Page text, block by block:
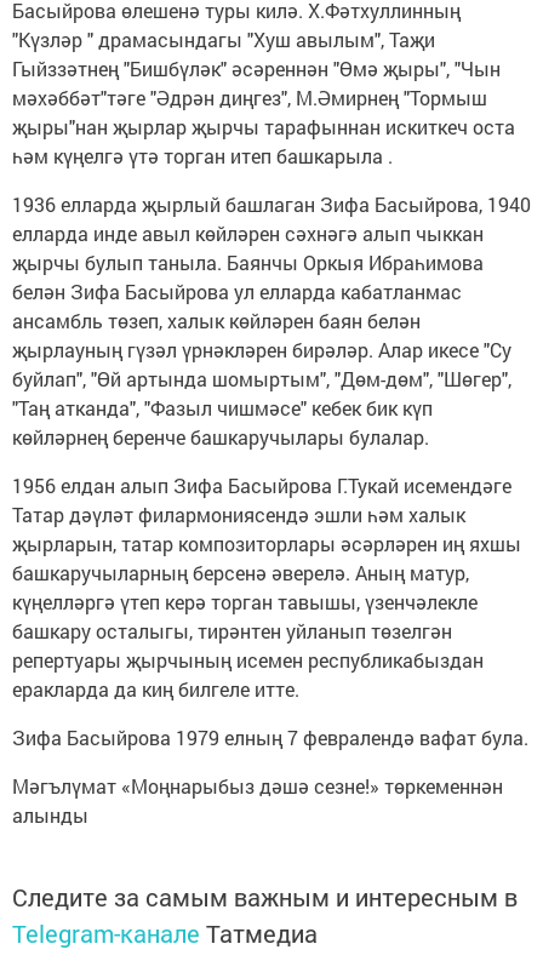
Басыйрова өлешенә туры килә. Х.Фәтхуллинның
"Күзләр " драмасындагы "Хуш авылым", Таҗи
Гыйззәтнең "Бишбүләк" әсәреннән "Өмә җыры", "Чын
мәхәббәт"тәге "Әдрән диңгез", М.Әмирнең "Тормыш
җыры"нан җырлар җырчы тарафыннан искиткеч оста
һәм күңелгә үтә торган итеп башкарыла .
1936 елларда җырлый башлаган Зифа Басыйрова, 1940
елларда инде авыл көйләрен сәхнәгә алып чыккан
җырчы булып таныла. Баянчы Оркыя Ибраһимова
белән Зифа Басыйрова ул елларда кабатланмас
ансамбль төзеп, халык көйләрен баян белән
җырлауның гүзәл үрнәкләрен бирәләр. Алар икесе "Су
буйлап", "Өй артында шомыртым", "Дөм-дөм", "Шөгер",
"Таң атканда", "Фазыл чишмәсе" кебек бик күп
көйләрнең беренче башкаручылары булалар.
1956 елдан алып Зифа Басыйрова Г.Тукай исемендәге
Татар дәүләт филармониясендә эшли һәм халык
җырларын, татар композиторлары әсәрләрен иң яхшы
башкаручыларның берсенә әверелә. Аның матур,
күңелләргә үтеп керә торган тавышы, үзенчәлекле
башкару осталыгы, тирәнтен уйланып төзелгән
репертуары җырчының исемен республикабыздан
еракларда да киң билгеле итте.
Зифа Басыйрова 1979 елның 7 февралендә вафат була.
Мәгълүмат «Моңнарыбыз дәшә сезне!» төркеменнән
алынды
Следите за самым важным и интересным в
Telegram-канале Татмедиа